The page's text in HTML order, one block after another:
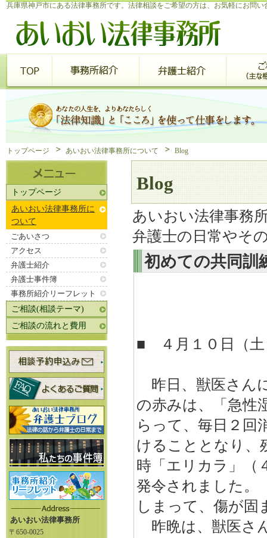
兵庫県神戸市にある法律事務所です。法律相談をご希望の方は、お気軽にお問い
トップページ あいおい法律事務所について Blog
トップページ
あいおい法律事務所に
ついて
ごあいさつ
アクセス
弁護士紹介
弁護士事件簿
事務所紹介リーフレット
ご相談(相談テーマ)
ご相談の流れと費用
あいおい法律事務所
〒650-0025
Blog
あいおい法律事務
弁護士の日常やそ
初めての共同
■ ４月１０日（土
昨日、獣医さん
の赤みは、「急性
らって、毎日２回
けることとなり、
時「エリカラ」（
発令されました。
しまって、傷が固
昨晩は、獣医さ